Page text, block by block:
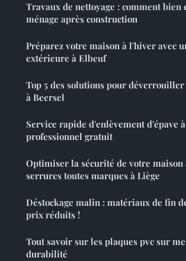
Travaux de nettoyage : comment bien
ménage après construction
Préparez votre maison à l'hiver avec
extérieure à Elbeuf
Top 5 des solutions pour
à Beersel
Service rapide d'enlèvement d'épave
professionnel gratuit
Optimiser la sécurité de votre maison
serrures toutes marques à Liège
Déstockage malin : matériaux de fin
prix réduits !
Tout savoir sur les plaques pvc sur
durabilité